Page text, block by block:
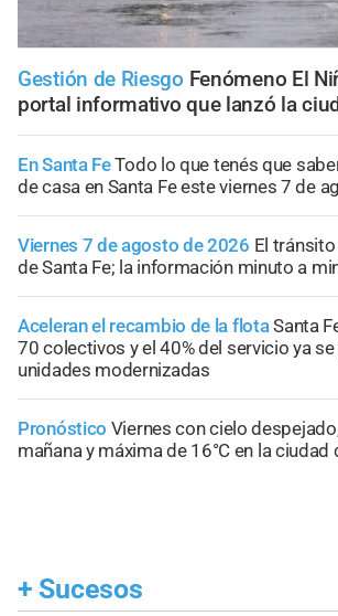
Gestión de Riesgo Fenómeno El
portal informativo que lanzó la
En Santa FeTodo lo que tenés que
de casa en Santa Fe este viernes 7 de
Viernes 7 de agosto de 2026 El
de Santa Fe; la información minuto a
Aceleran el recambio de la flotaSanta
70 colectivos y el 40% del servicio ya
unidades modernizadas
Pronóstico Viernes con cielo
mañana y máxima de 16°C en la ciudad
+ Sucesos